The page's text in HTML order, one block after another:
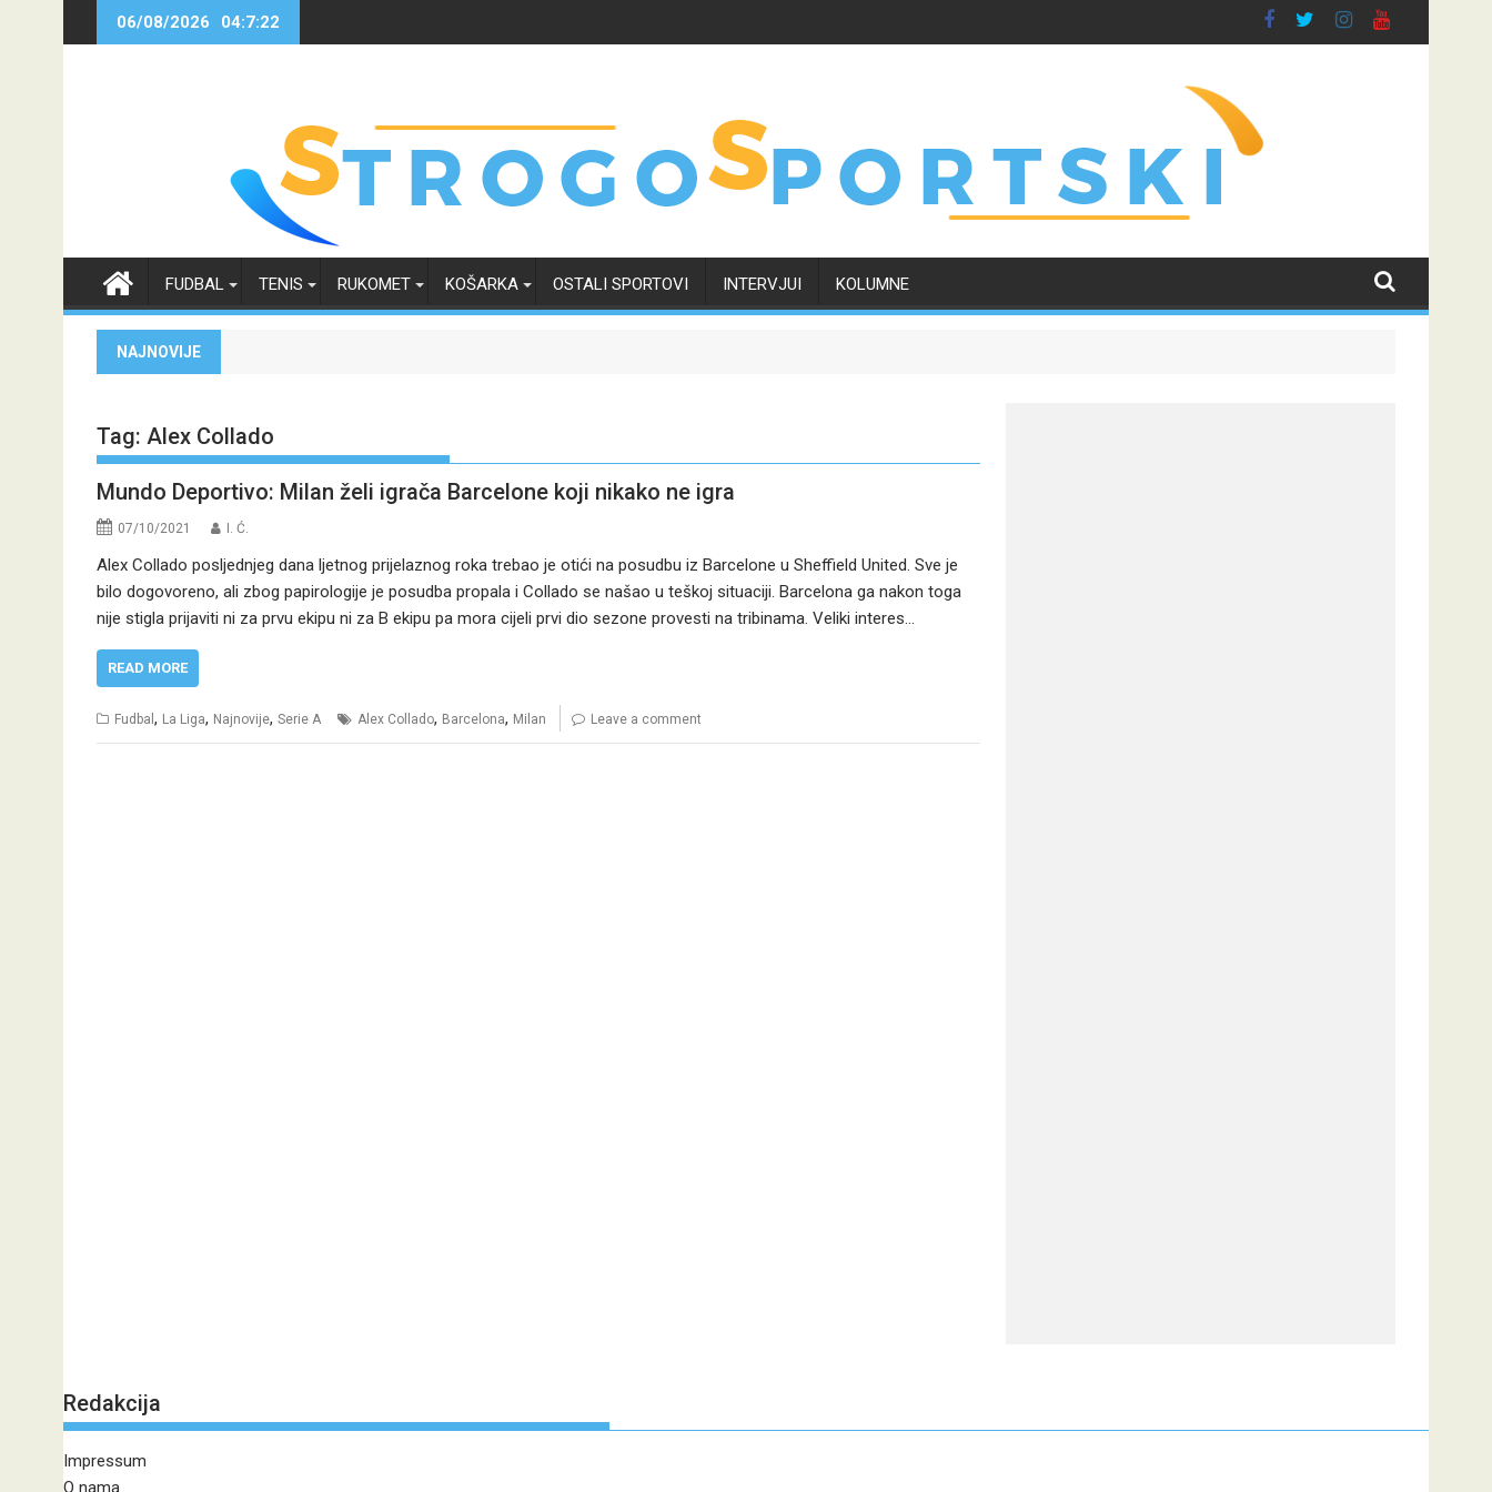
06/08/2026 04:7:22
FUDBAL TENIS RUKOMET KOŠARKA OSTALI SPORTOVI INTERVJUI KOLUMNE
NAJNOVIJE
Tag: Alex Collado
Mundo Deportivo: Milan želi igrača Barcelone koji nikako ne igra
07/10/2021 I. Ć.
Alex Collado posljednjeg dana ljetnog prijelaznog roka trebao je otići na posudbu iz Barcelone u Sheffield United. Sve je
bilo dogovoreno, ali zbog papirologije je posudba propala i Collado se našao u teškoj situaciji. Barcelona ga nakon toga
nije stigla prijaviti ni za prvu ekipu ni za B ekipu pa mora cijeli prvi dio sezone provesti na tribinama. Veliki interes…
READ MORE
Fudbal , La Liga, Najnovije, Serie A Alex Collado, Barcelona, Milan Leave a comment
Redakcija
Impressum
O nama